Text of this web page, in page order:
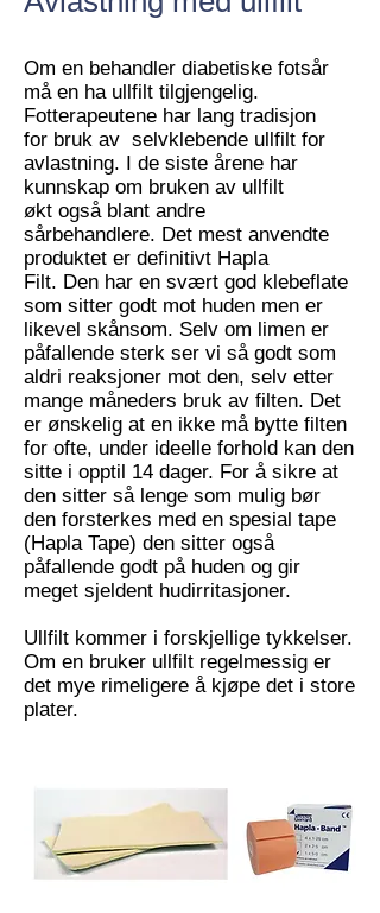
Om en behandler diabetiske fotsår
må en ha ullfilt tilgjengelig.
Fotterapeutene har lang tradisjon
for bruk av selvklebende ullfilt for
avlastning. I de siste årene har
kunnskap om bruken av ullfilt
økt også blant andre
sårbehandlere. Det mest anvendte
produktet er definitivt Hapla
Filt. Den har en svært god klebeflate
som sitter godt mot huden men er
likevel skånsom. Selv om limen er
påfallende sterk ser vi så godt som
aldri reaksjoner mot den, selv etter
mange måneders bruk av filten. Det
er ønskelig at en ikke må bytte filten
for ofte, under ideelle forhold kan den
sitte i opptil 14 dager. For å sikre at
den sitter så lenge som mulig bør
den forsterkes med en spesial tape
(Hapla Tape) den sitter også
påfallende godt på huden og gir
meget sjeldent hudirritasjoner.
Ullfilt kommer i forskjellige tykkelser.
Om en bruker ullfilt regelmessig er
det mye rimeligere å kjøpe det i store
plater.